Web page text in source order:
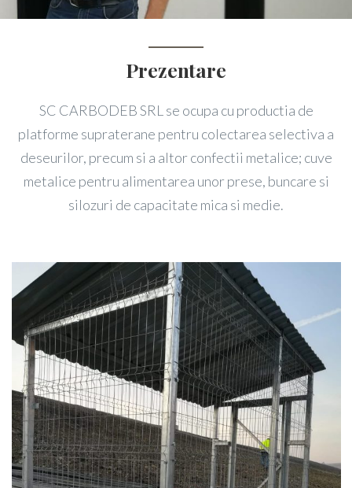
Prezentare
SC CARBODEB SRL se ocupa cu productia de
platforme supraterane pentru colectarea selectiva a
deseurilor, precum si a altor confectii metalice; cuve
metalice pentru alimentarea unor prese, buncare si
silozuri de capacitate mica si medie.